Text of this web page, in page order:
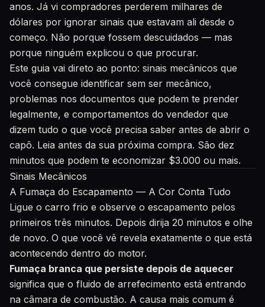
anos. Já vi compradores perderem milhares de
dólares por ignorar sinais que estavam ali desde o
começo. Não porque fossem descuidados — mas
porque ninguém explicou o que procurar.
Este guia vai direto ao ponto: sinais mecânicos que
você consegue identificar sem ser mecânico,
problemas nos documentos que podem te prender
legalmente, e comportamentos do vendedor que
dizem tudo o que você precisa saber antes de abrir o
capô. Leia antes da sua próxima compra. São dez
minutos que podem te economizar $3.000 ou mais.
Sinais Mecânicos
A Fumaça do Escapamento — A Cor Conta Tudo
Ligue o carro frio e observe o escapamento pelos
primeiros três minutos. Depois dirija 20 minutos e olhe
de novo. O que você vê revela exatamente o que está
acontecendo dentro do motor.
Fumaça branca que persiste depois de aquecer
significa que o fluido de arrefecimento está entrando
na câmara de combustão. A causa mais comum é